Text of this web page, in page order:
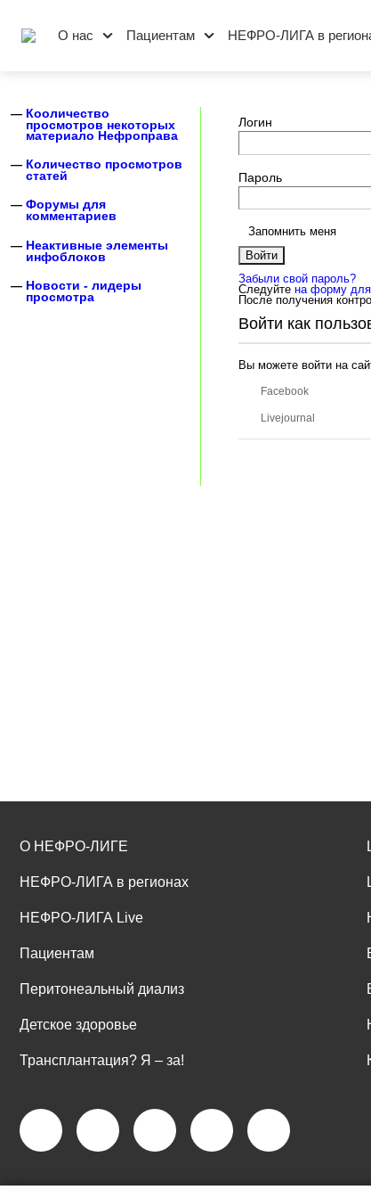
О нас Пациентам НЕФРО-ЛИГА в
Кооличество
просмотров некоторых
материало Нефроправа
Количество просмотров
статей
Форумы для
комментариев
Неактивные элементы
инфоблоков
Новости - лидеры
просмотра
Логин
Пароль
Запомнить меня
Забыли свой пароль?
Следуйте на форму для
После получения
Войти как
Вы можете войти на
Facebook
Livejournal
О НЕФРО-ЛИГЕ
НЕФРО-ЛИГА в регионах
НЕФРО-ЛИГА Live
Пациентам
Перитонеальный диализ
Детское здоровье
Трансплантация? Я ‒ за!